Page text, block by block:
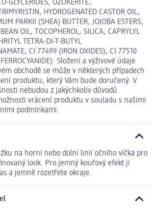
GLYCERIDES, OZOKERITE,
HYDROGENATED CASTOR OIL,
PARKII (SHEA) BUTTER, JOJOBA ESTERS,
OIL, TOCOPHEROL, SILICA, CAPRYLYL
TETRA-DI-T-BUTYL
CI 77499 (IRON OXIDES), CI 77510
Složení a výživové údaje
obchodě se může v některých případech
produktu, který Vám bude doručený. V
nebudou z jakýchkoliv důvodů
vrácení produktu v souladu s našimi
podmínkami.
na horní nebo dolní linii očního víčka pro
look. Pro jemný kouřový efekt ji
a jemně rozetřete okraje.